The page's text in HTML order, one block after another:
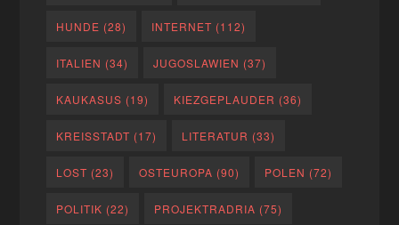
HUNDE (28) INTERNET (112)
ITALIEN (34) JUGOSLAWIEN (37)
KAUKASUS (19) KIEZGEPLAUDER (36)
KREISSTADT (17) LITERATUR (33)
LOST (23) OSTEUROPA (90) POLEN (72)
POLITIK (22) PROJEKTRADRIA (75)